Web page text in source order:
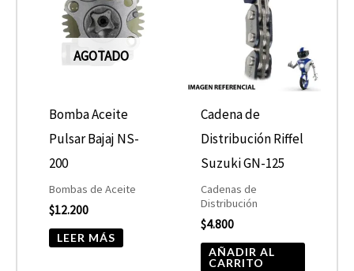
AGOTADO
Bomba Aceite
Pulsar Bajaj NS-
200
Bombas de Aceite
$12.200
LEER MÁS
Cadena de
Distribución Riffel
Suzuki GN-125
Cadenas de
Distribución
$4.800
AÑADIR AL
CARRITO